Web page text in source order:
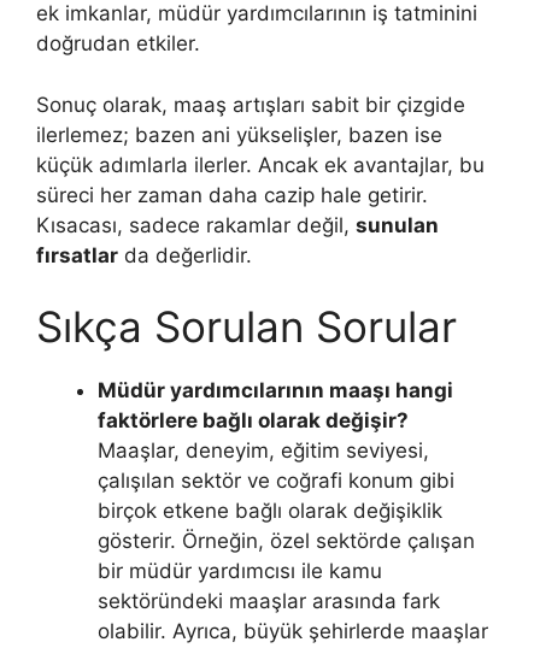
ek imkanlar, müdür yardımcılarının iş tatminini
doğrudan etkiler.
Sonuç olarak, maaş artışları sabit bir çizgide
ilerlemez; bazen ani yükselişler, bazen ise
küçük adımlarla ilerler. Ancak ek avantajlar, bu
süreci her zaman daha cazip hale getirir.
Kısacası, sadece rakamlar değil, sunulan
fırsatlar da değerlidir.
Sıkça Sorulan Sorular
Müdür yardımcılarının maaşı hangi
faktörlere bağlı olarak değişir?
Maaşlar, deneyim, eğitim seviyesi,
çalışılan sektör ve coğrafi konum gibi
birçok etkene bağlı olarak değişiklik
gösterir. Örneğin, özel sektörde çalışan
bir müdür yardımcısı ile kamu
sektöründeki maaşlar arasında fark
olabilir. Ayrıca, büyük şehirlerde maaşlar